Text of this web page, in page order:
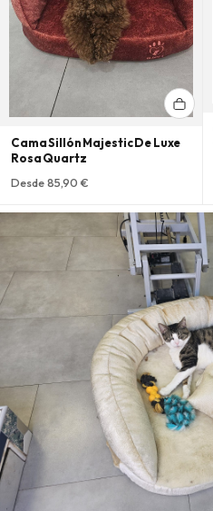
Cama Sillón Majestic De Luxe
Rosa Quartz
Desde 85,90 €